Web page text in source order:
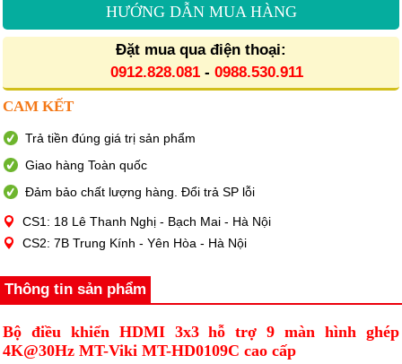
HƯỚNG DẪN MUA HÀNG
Đặt mua qua điện thoại:
0912.828.081 - 0988.530.911
CAM KẾT
Trả tiền đúng giá trị sản phẩm
Giao hàng Toàn quốc
Đảm bảo chất lượng hàng. Đổi trả SP lỗi
CS1: 18 Lê Thanh Nghị - Bạch Mai - Hà Nội
CS2: 7B Trung Kính - Yên Hòa - Hà Nội
Thông tin sản phẩm
Bộ điều khiển HDMI 3x3 hỗ trợ 9 màn hình ghép
4K@30Hz MT-Viki MT-HD0109C cao cấp